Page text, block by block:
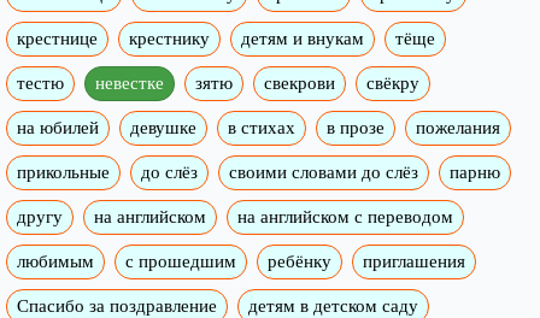
крестнице крестнику детям и внукам тёще
тестю невестке зятю свекрови свёкру
на юбилей девушке в стихах в прозе пожелания
прикольные до слёз своими словами до слёз парню
другу на английском на английском с переводом
любимым с прошедшим ребёнку приглашения
Спасибо за поздравление детям в детском саду